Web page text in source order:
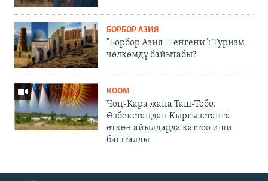
БОРБОР АЗИЯ
"Борбор Азия Шенгени": Туризм
чөлкөмдү байытабы?
КООМ
Чоң-Кара жана Таш-Төбө:
Өзбекстандан Кыргызстанга
өткөн айылдарда каттоо иши
башталды